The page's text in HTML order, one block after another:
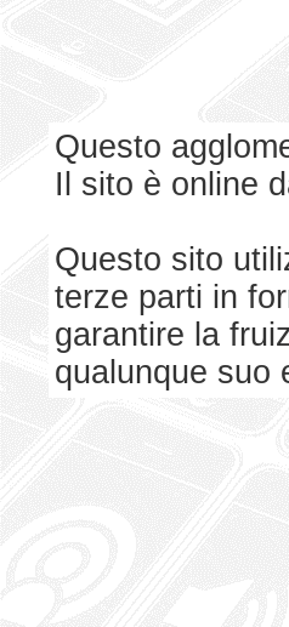
Questo
Il sito è online
Questo sito
terze parti in
garantire la
qualunque suo